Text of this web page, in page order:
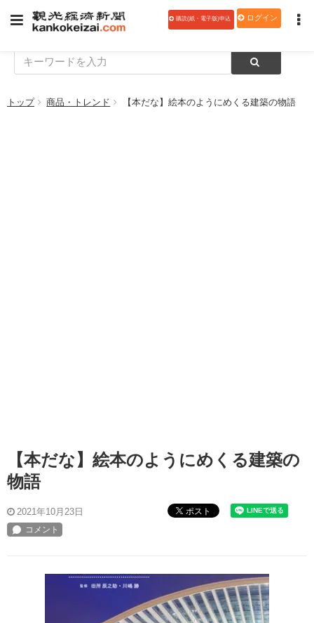
購読(紙・電子版)申込 ログイン
トップ 商品・トレンド 【本だな】絵本のようにめくる建築の物語
【本だな】絵本のようにめくる建築の
物語
2021年10月23日 ポスト